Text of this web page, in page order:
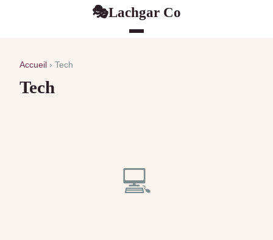
🎭Lachgar Co
Accueil › Tech
Tech
💻